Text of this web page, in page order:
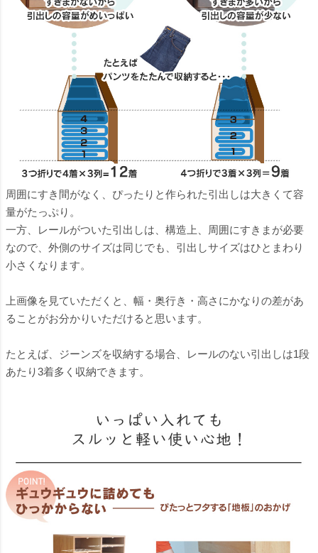
周囲にすき間がなく、ぴったりと作られた引出しは大きくて容
量がたっぷり。
一方、レールがついた引出しは、構造上、周囲にすきまが必要
なので、外側のサイズは同じでも、引出しサイズはひとまわり
小さくなります。
上画像を見ていただくと、幅・奥行き・高さにかなりの差があ
ることがお分かりいただけると思います。
たとえば、ジーンズを収納する場合、レールのない引出しは1段
あたり3着多く収納できます。